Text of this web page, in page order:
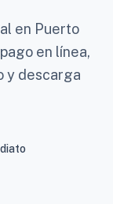
en Puerto
en línea,
y descarga